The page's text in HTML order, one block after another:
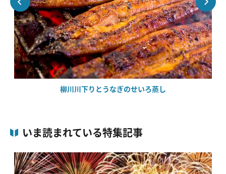
柳川川下りとうなぎのせいろ蒸し
いま読まれている特集記事